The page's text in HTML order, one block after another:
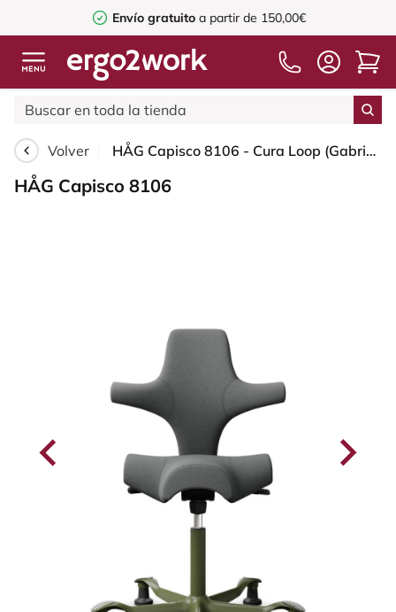
Envío gratuito a partir de 150,00€
Volver HÅG Capisco 8106 - Cura Loop (Gabriel) - Poliéster reciclados - CLP60109 - Grey - Moss Grey - 200 mm (seat height 46-64cm) - Glides
HÅG Capisco 8106